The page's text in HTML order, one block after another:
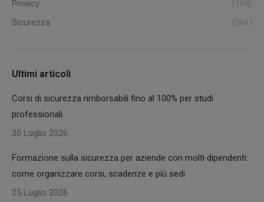
Privacy
(104)
Sicurezza
(361)
Ultimi articoli
Corsi di sicurezza rimborsabili fino al 100% per studi
professionali
30 Luglio 2026
Formazione sulla sicurezza per aziende con molti dipendenti:
come organizzare corsi, scadenze e più sedi
25 Luglio 2026